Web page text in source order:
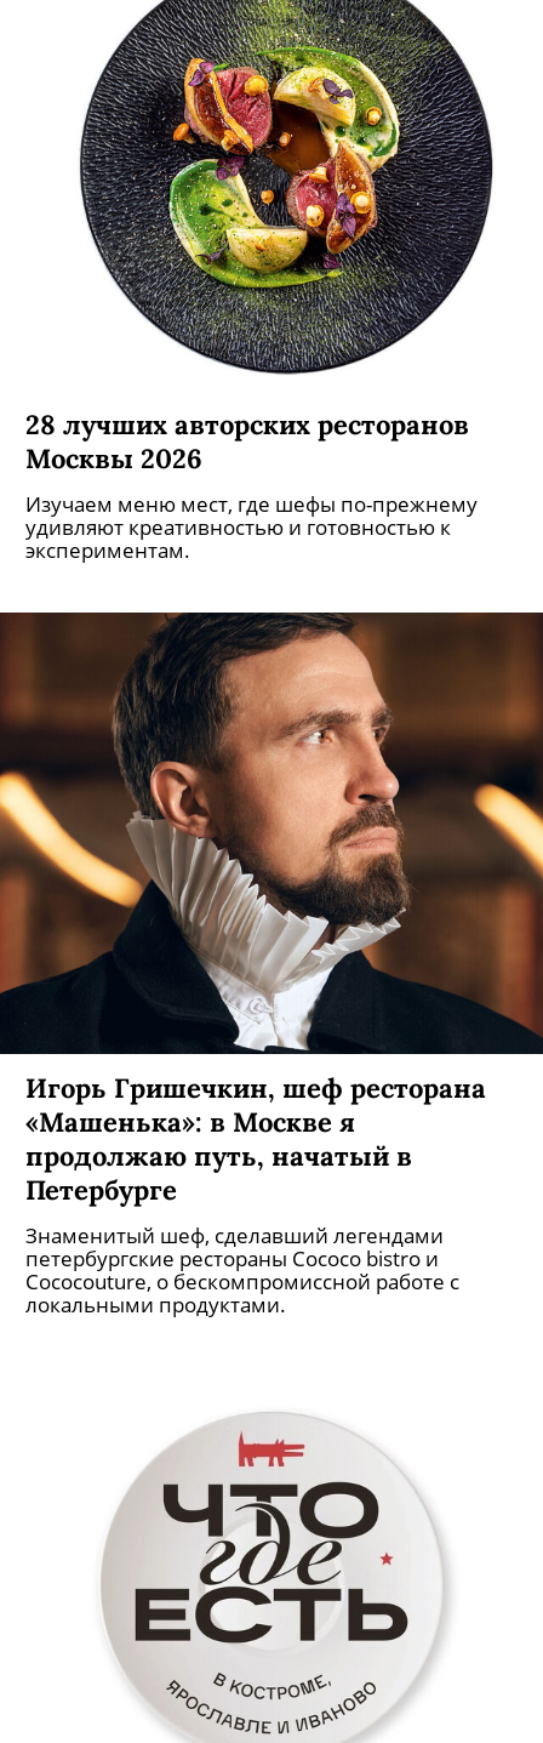
28 лучших авторских ресторанов
Москвы 2026
Изучаем меню мест, где шефы по-прежнему
удивляют креативностью и готовностью к
экспериментам.
Игорь Гришечкин, шеф ресторана
«Машенька»: в Москве я
продолжаю путь, начатый в
Петербурге
Знаменитый шеф, сделавший легендами
петербургские рестораны Сососо bistro и
Cococouture, о бескомпромиссной работе с
локальными продуктами.